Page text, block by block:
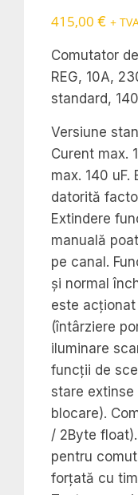
415,00 € +
Comutator
REG, 10A,
standard,
Versiune
Curent max.
max. 140 uF.
datorită
Extindere
manuală
pe canal.
și normal
este acționat
(întârziere
iluminare
funcții de
stare
blocare).
/ 2Byte
pentru
forțată cu